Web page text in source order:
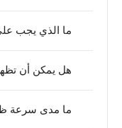
ما الذي يجب
هل يمكن أن
ما مدى سرعة